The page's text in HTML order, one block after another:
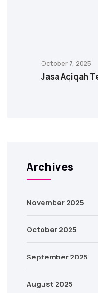
October 7, 2025
Jasa Aqiqah
Archives
November 2025
October 2025
September 2025
August 2025